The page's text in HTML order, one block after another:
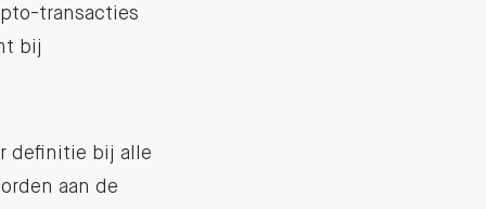
transacties
bij
definitie bij alle
aan de